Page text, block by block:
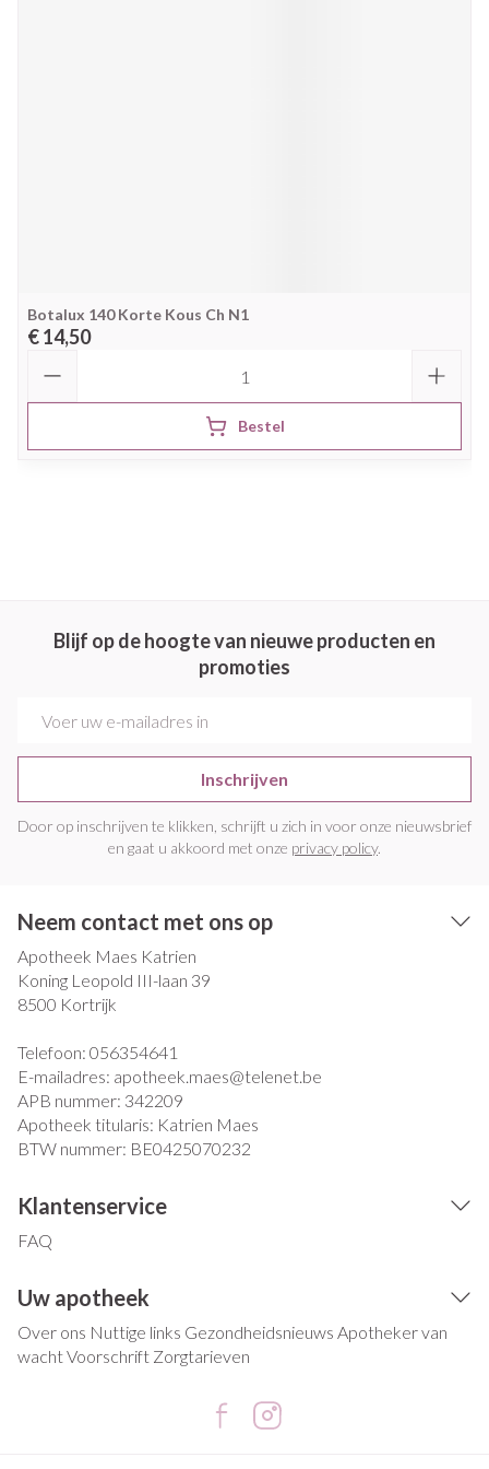
Botalux 140 Korte Kous Ch N1
€ 14,50
Bestel
Blijf op de hoogte van nieuwe producten en
promoties
Inschrijven
Door op inschrijven te klikken, schrijft u zich in voor onze nieuwsbrief
en gaat u akkoord met onze privacy policy.
Neem contact met ons op
Apotheek Maes Katrien
Koning Leopold III-laan 39
8500 Kortrijk
Telefoon: 056354641
E-mailadres: apotheek.maes@telenet.be
APB nummer: 342209
Apotheek titularis: Katrien Maes
BTW nummer: BE0425070232
Klantenservice
FAQ
Uw apotheek
Over ons Nuttige links Gezondheidsnieuws Apotheker van
wachtVoorschrift Zorgtarieven